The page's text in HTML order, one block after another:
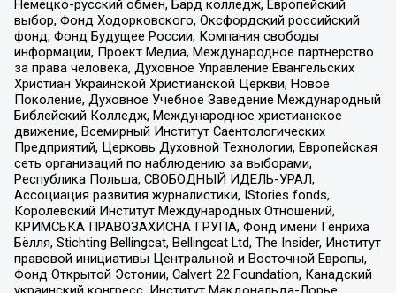
Немецко-русский обмен, Бард колледж, Европейский
выбор, Фонд Ходорковского, Оксфордский российский
фонд, Фонд Будущее России, Компания свободы
информации, Проект Медиа, Международное партнерство
за права человека, Духовное Управление Евангельских
Христиан Украинской Христианской Церкви, Новое
Поколение, Духовное Учебное Заведение Международный
Библейский Колледж, Международное христианское
движение, Всемирный Институт Саентологических
Предприятий, Церковь Духовной Технологии, Европейская
сеть организаций по наблюдению за выборами,
Республика Польша, СВОБОДНЫЙ ИДЕЛЬ-УРАЛ,
Ассоциация развития журналистики, IStories fonds,
Королевский Институт Международных Отношений,
КРИМСЬКА ПРАВОЗАХИСНА ГРУПА, Фонд имени Генриха
Бёлля, Stichting Bellingcat, Bellingcat Ltd, The Insider, Институт
правовой инициативы Центральной и Восточной Европы,
Фонд Открытой Эстонии, Calvert 22 Foundation, Канадский